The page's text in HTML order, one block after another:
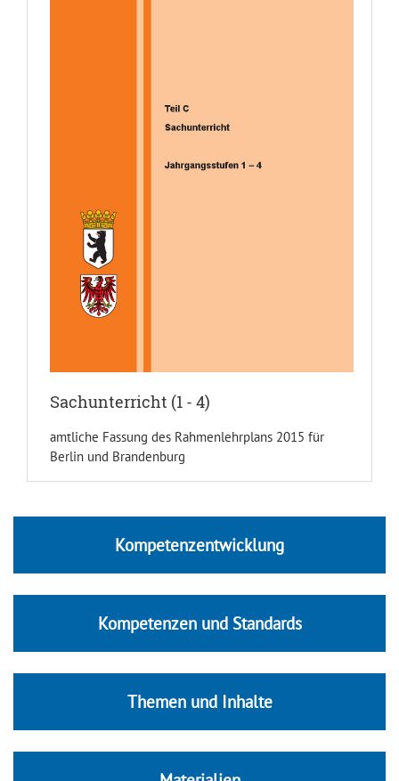
Sachunterricht (1 - 4)
amtliche Fassung des Rahmenlehrplans 2015 für
Berlin und Brandenburg
Kompetenzentwicklung
Kompetenzen und Standards
Themen und Inhalte